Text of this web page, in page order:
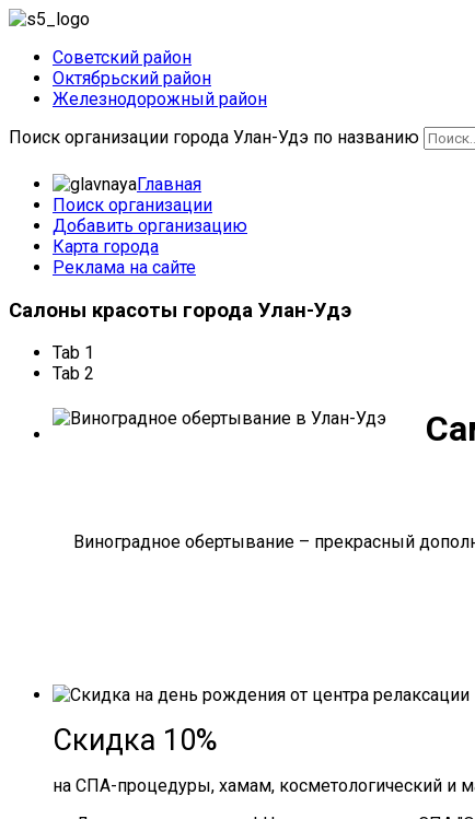
Советский район
Октябрьский район
Железнодорожный район
Поиск организации города Улан-Удэ по названию
Главная
Поиск организации
Добавить организацию
Карта города
Реклама на сайте
Салоны красоты города Улан-Удэ
Tab 1
Tab 2
Виноградное обертывание – прекрасный
Скидка 10%
на СПА-процедуры, хамам, косметологический и